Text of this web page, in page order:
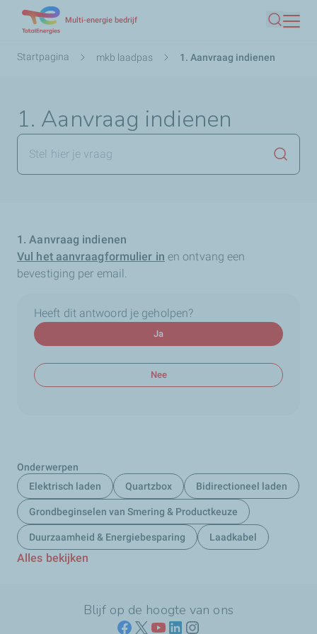
naar
Multi-energie bedrijf
Zoeken
Kruimelpad
Startpagina mkb laadpas 1. Aanvraag indienen
1. Aanvraag indienen
1. Aanvraag indienen
Vul het aanvraagformulier in en ontvang een
bevestiging per email.
Heeft dit antwoord je geholpen?
Ja
Nee
Onderwerpen
Elektrisch laden
Quartzbox Bidirectioneel laden
Grondbeginselen van Smering & Productkeuze
Duurzaamheid & Energiebesparing Laadkabel
Alles bekijken
Blijf op de hoogte van ons